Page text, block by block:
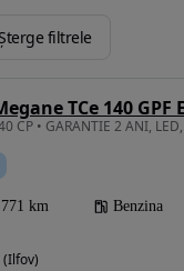
Șterge filtrele
TCe 140 GPF
km Benzina
(Ilfov)